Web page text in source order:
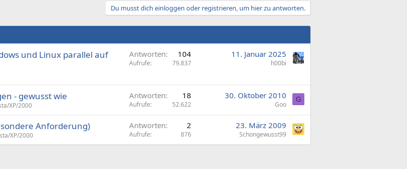
Du musst dich einloggen oder registrieren, um hier zu antworten.
und Linux parallel auf
Antworten 104
Aufrufe 79.837
11. Januar 2025
h00bi
- gewusst wie
XP/2000
Antworten 18
Aufrufe 52.622
30. Oktober 2010
Goo
G
Anforderung)
XP/2000
Antworten 2
Aufrufe 876
23. März 2009
Schongewusst99